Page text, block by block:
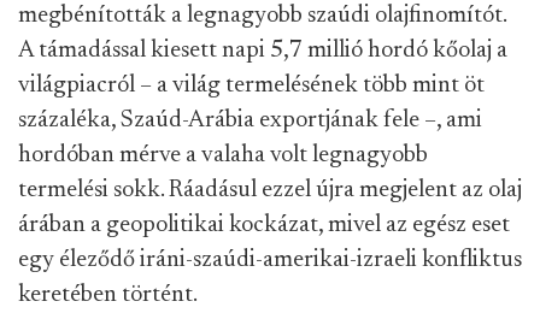
megbénították a legnagyobb szaúdi olajfinomítót.
A támadással kiesett napi 5,7 millió hordó kőolaj a
világpiacról – a világ termelésének több mint öt
százaléka, Szaúd-Arábia exportjának fele –, ami
hordóban mérve a valaha volt legnagyobb
termelési sokk. Ráadásul ezzel újra megjelent az olaj
árában a geopolitikai kockázat, mivel az egész eset
egy éleződő iráni-szaúdi-amerikai-izraeli konfliktus
keretében történt.